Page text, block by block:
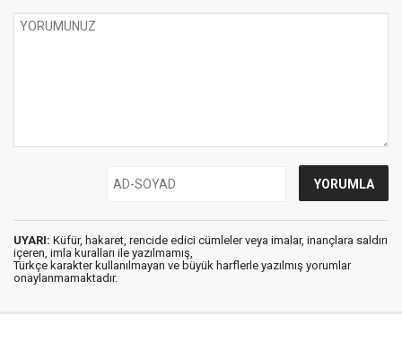
UYARI: Küfür, hakaret, rencide edici cümleler veya imalar, inançlara saldırı
içeren, imla kuralları ile yazılmamış,
Türkçe karakter kullanılmayan ve büyük harflerle yazılmış yorumlar
onaylanmamaktadır.